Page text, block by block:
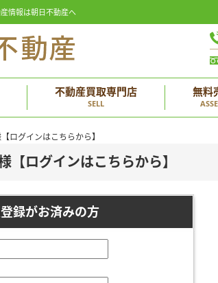
情報は朝日不動産へ
不動産買取専門店
SELL
無料
ログインはこちらから】
【ログインはこちらから】
録がお済みの方